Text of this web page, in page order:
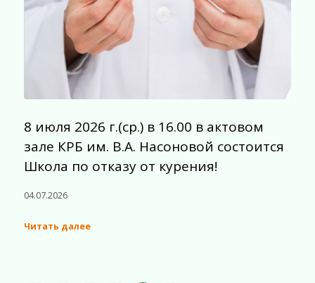
8 июля 2026 г.(ср.) в 16.00 в актовом
зале КРБ им. В.А. Насоновой состоится
Школа по отказу от курения!
04.07.2026
Читать далее